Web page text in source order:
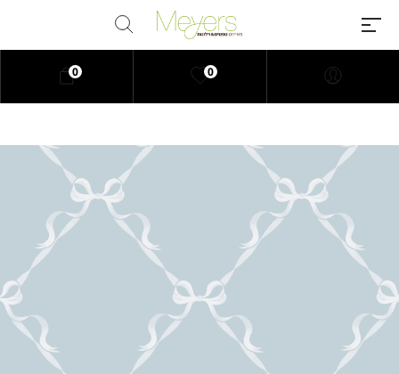
Millions of people around the
world visit Envato to buy and sell
creative assets, use smart design
templates, learn creative skills or
even hire freelancers. With an
industry-leading marketplace
paired with an unlimited
subscription service, Envato
helps creatives like you get
projects done faster.
0
0